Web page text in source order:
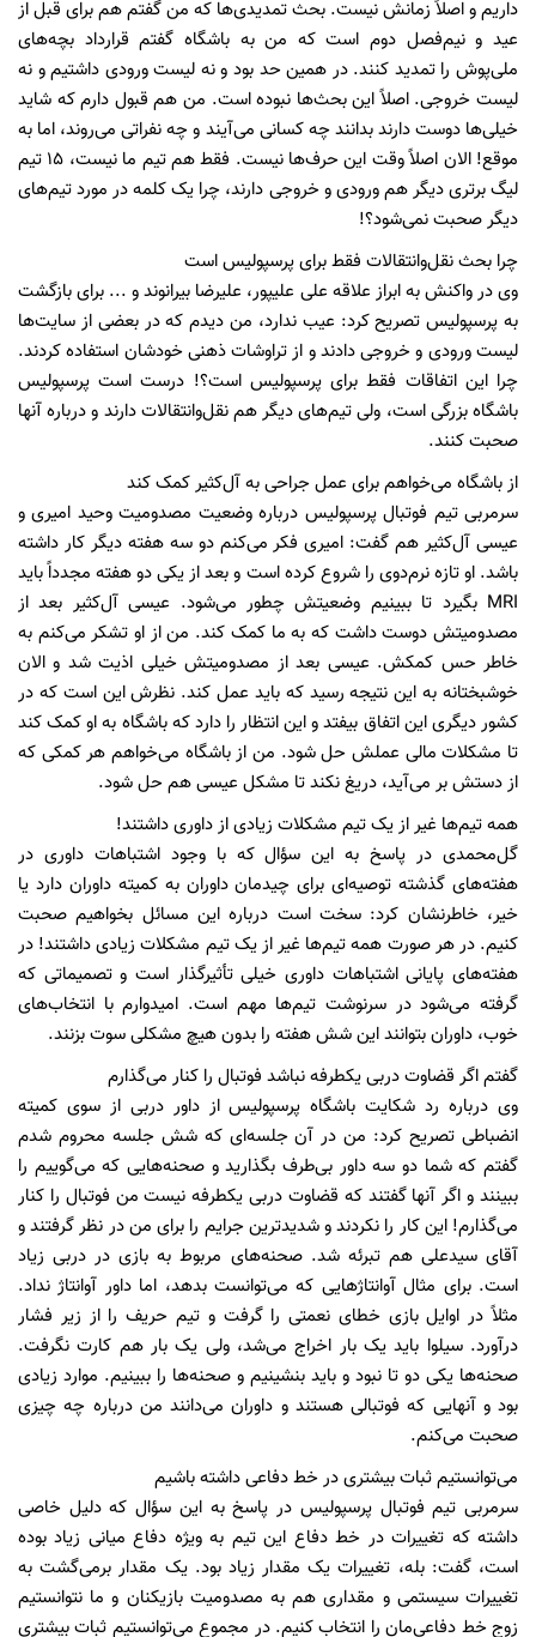
داریم و اصلاً زمانش نیست. بحث تمدیدی‌ها که من گفتم هم برای قبل از
عید و نیم‌فصل دوم است که من به باشگاه گفتم قرارداد بچه‌های
ملی‌پوش را تمدید کنند. در همین حد بود و نه لیست ورودی داشتیم و نه
لیست خروجی. اصلاً این بحث‌ها نبوده است. من هم قبول دارم که شاید
خیلی‌ها دوست دارند بدانند چه کسانی می‌آیند و چه نفراتی می‌روند، اما به
موقع! الان اصلاً وقت این حرف‌ها نیست. فقط هم تیم ما نیست، 15 تیم
لیگ برتری دیگر هم ورودی و خروجی دارند، چرا یک کلمه در مورد تیم‌های
دیگر صحبت نمی‌شود؟!
چرا بحث نقل‌وانتقالات فقط برای پرسپولیس است
وی در واکنش به ابراز علاقه علی علیپور، علیرضا بیرانوند و ... برای بازگشت
به پرسپولیس تصریح کرد: عیب ندارد، من دیدم که در بعضی از سایت‌ها
لیست ورودی و خروجی دادند و از تراوشات ذهنی خودشان استفاده کردند.
چرا این اتفاقات فقط برای پرسپولیس است؟! درست است پرسپولیس
باشگاه بزرگی است، ولی تیم‌های دیگر هم نقل‌وانتقالات دارند و درباره آنها
صحبت کنند.
از باشگاه می‌خواهم برای عمل جراحی به آل‌کثیر کمک کند
سرمربی تیم فوتبال پرسپولیس درباره وضعیت مصدومیت وحید امیری و
عیسی آل‌کثیر هم گفت: امیری فکر می‌کنم دو سه هفته دیگر کار داشته
باشد. او تازه نرم‌دوی را شروع کرده است و بعد از یکی دو هفته مجدداً باید
MRI بگیرد تا ببینیم وضعیتش چطور می‌شود. عیسی آل‌کثیر بعد از
مصدومیتش دوست داشت که به ما کمک کند. من از او تشکر می‌کنم به
خاطر حس کمکش. عیسی بعد از مصدومیتش خیلی اذیت شد و الان
خوشبختانه به این نتیجه رسید که باید عمل کند. نظرش این است که در
کشور دیگری این اتفاق بیفتد و این انتظار را دارد که باشگاه به او کمک کند
تا مشکلات مالی عملش حل شود. من از باشگاه می‌خواهم هر کمکی که
از دستش بر می‌آید، دریغ نکند تا مشکل عیسی هم حل شود.
همه تیم‌ها غیر از یک تیم مشکلات زیادی از داوری داشتند!‌
گل‌محمدی در پاسخ به این سؤال که با وجود اشتباهات داوری در
هفته‌های گذشته توصیه‌ای برای چیدمان داوران به کمیته داوران دارد یا
خیر، خاطرنشان کرد: سخت است درباره این مسائل بخواهیم صحبت
کنیم. در هر صورت همه تیم‌ها غیر از یک تیم مشکلات زیادی داشتند!‌ در
هفته‌های پایانی اشتباهات داوری خیلی تأثیرگذار است و تصمیماتی که
گرفته می‌شود در سرنوشت تیم‌ها مهم است. امیدوارم با انتخاب‌های
خوب، داوران بتوانند این شش هفته را بدون هیچ مشکلی سوت بزنند.
گفتم اگر قضاوت دربی یکطرفه نباشد فوتبال را کنار می‌گذارم
وی درباره رد شکایت باشگاه پرسپولیس از داور دربی از سوی کمیته
انضباطی تصریح کرد: من در آن جلسه‌ای که شش جلسه محروم شدم
گفتم که شما دو سه داور بی‌طرف بگذارید و صحنه‌هایی که می‌گوییم را
ببینند و اگر آنها گفتند که قضاوت دربی یکطرفه نیست من فوتبال را کنار
می‌گذارم! این کار را نکردند و شدیدترین جرایم را برای من در نظر گرفتند و
آقای سیدعلی هم تبرئه شد. صحنه‌های مربوط به بازی در دربی زیاد
است. برای مثال آوانتاژ‌هایی که می‌توانست بدهد، اما داور آوانتاژ نداد.
مثلاً در اوایل بازی خطای نعمتی را گرفت و تیم حریف را از زیر فشار
درآورد. سیلوا باید یک بار اخراج می‌شد، ولی یک بار هم کارت نگرفت.
صحنه‌ها یکی دو تا نبود و باید بنشینیم و صحنه‌ها را ببینیم. موارد زیادی
بود و آنهایی که فوتبالی هستند و داوران می‌دانند من درباره چه چیزی
صحبت می‌کنم.
می‌توانستیم ثبات بیشتری در خط دفاعی داشته باشیم
سرمربی تیم فوتبال پرسپولیس در پاسخ به این سؤال که دلیل خاصی
داشته که تغییرات در خط دفاع این تیم به ویژه دفاع میانی زیاد بوده
است، گفت: بله، تغییرات یک مقدار زیاد بود. یک مقدار برمی‌گشت به
تغییرات سیستمی و مقداری هم به مصدومیت بازیکنان و ما نتوانستیم
زوج‌ خط دفاعی‌مان را انتخاب کنیم. در مجموع می‌توانستیم ثبات بیشتری